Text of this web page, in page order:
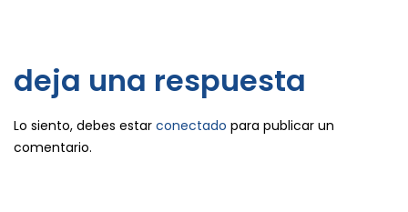
deja una respuesta
Lo siento, debes estar conectado para publicar un
comentario.